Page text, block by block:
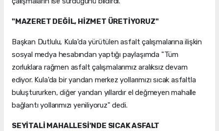
"MAZERET DEĞİL, HİZMET ÜRETİYORUZ"
Başkan Dutlulu, Kula'da yürütülen asfalt çalışmalarına ilişkin
sosyal medya hesabından yaptığı paylaşımda "Tüm
zorluklara rağmen asfalt çalışmalarımız aralıksız devam
ediyor. Kula'da bir yandan merkez yollarımızı sıcak asfaltla
buluştururken, diğer yandan yıllardır el değmeyen mahalle
bağlantı yollarımızı yeniliyoruz" dedi.
SEYİTALİ MAHALLESİ'NDE SICAK ASFALT